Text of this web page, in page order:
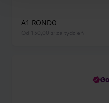
A1 RONDO
od 150,00 zł za tydzień